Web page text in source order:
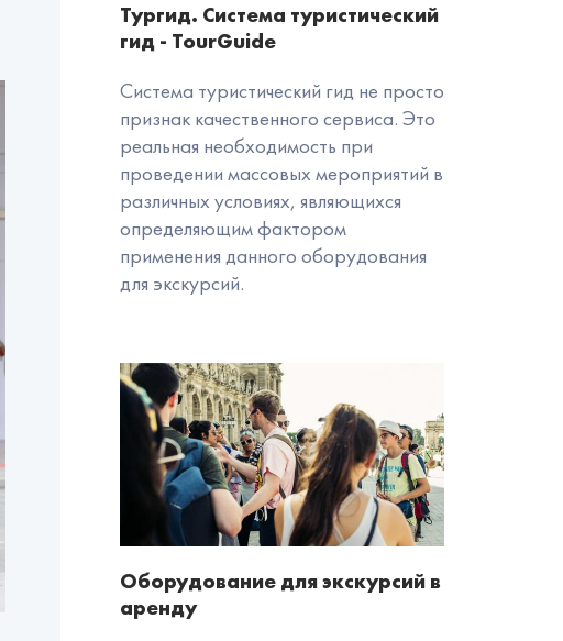
Тургид. Система туристический
гид - TourGuide
Система туристический гид не просто
признак качественного сервиса. Это
реальная необходимость при
проведении массовых мероприятий в
различных условиях, являющихся
определяющим фактором
применения данного оборудования
для экскурсий.
Оборудование для экскурсий в
аренду